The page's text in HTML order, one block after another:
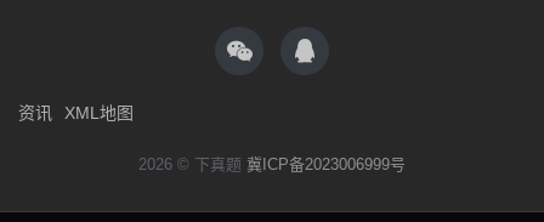
资讯 XML地图
2026 © 下真题 冀ICP备2023006999号